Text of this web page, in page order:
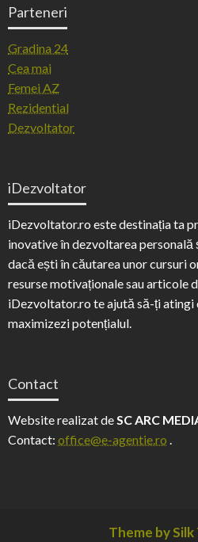
Parteneri
Gradina 24
Cea mai
Femei AZ
Rezidential
Dezvoltator
iDezvoltator
iDezvoltator.ro este destinația ta
inovative în dezvoltarea
dacă ești în căutarea unor cursuri
resurse motivaționale sau articole
iDezvoltator.ro te ajută să-ți atingi
maximizezi potențialul.
Contact
Website realizat deSC ARC
Contact: office@e-agentie.ro .
Theme by